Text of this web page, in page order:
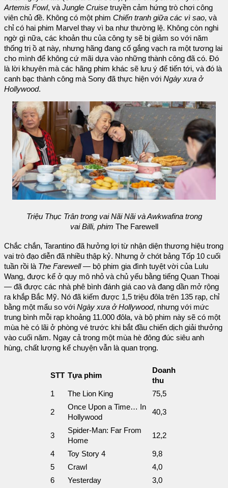
Artemis Fowl, và Jungle Cruise truyền cảm hứng trò chơi công
viên chủ đề. Không có một phim Chiến tranh giữa các vì sao, và
chỉ có hai phim Marvel thay vì ba như thường lệ. Không còn nghi
ngờ gì nữa, các khoản thu của công ty sẽ bị giảm so với năm
thống trị ồ ạt này, nhưng hãng đang cố gắng vạch ra một tương lai
cho mình để không cứ mãi dựa vào những thành công đã có. Đó
là lời khuyên mà các hãng phim khác sẽ lưu ý để tiến tới, và đó là
canh bạc thành công mà Sony đã thực hiện với Ngày xưa ở
Hollywood.
Triệu Thục Trân trong vai Nãi Nãi và Awkwafina trong
vai Billi, phim The Farewell
Chắc chắn, Tarantino đã hưởng lợi từ nhận diện thương hiệu trong
vai trò đạo diễn đã nhiều thập kỷ. Nhưng ở chót bảng Tốp 10 cuối
tuần rồi là The Farewell— bộ phim gia đình tuyệt vời của Lulu
Wang, được kể ở quy mô nhỏ và chủ yếu bằng tiếng Quan Thoại
— đã được các nhà phê bình đánh giá cao và đang dần mở rộng
ra khắp Bắc Mỹ. Nó đã kiếm được 1,5 triệu đôla trên 135 rạp, chỉ
bằng một mẩu so với Ngày xưa ở Hollywood, nhưng với mức
trung bình mỗi rạp khoảng 11.000 đôla, và bộ phim này sẽ có một
mùa hè có lãi ở phòng vé trước khi bắt đầu chiến dịch giải thưởng
vào cuối năm. Ngay cả trong một mùa hè đông đúc siêu anh
hùng, chất lượng kể chuyện vẫn là quan trọng.
STT Tựa phim
Doanh
thu
1
The Lion King 75,5
2
Once Upon a Time… In
Hollywood
40,3
3
Spider-Man: Far From
Home
12,2
4 Toy Story 4
9,8
5
Crawl
4,0
6
Yesterday
3,0